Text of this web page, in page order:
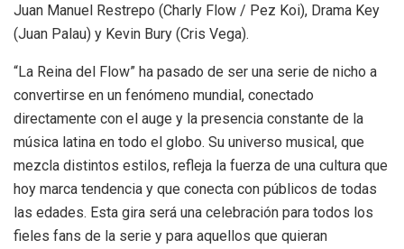
Juan Manuel Restrepo (Charly Flow / Pez Koi), Drama Key
(Juan Palau) y Kevin Bury (Cris Vega).
“La Reina del Flow” ha pasado de ser una serie de nicho a
convertirse en un fenómeno mundial, conectado
directamente con el auge y la presencia constante de la
música latina en todo el globo. Su universo musical, que
mezcla distintos estilos, refleja la fuerza de una cultura que
hoy marca tendencia y que conecta con públicos de todas
las edades. Esta gira será una celebración para todos los
fieles fans de la serie y para aquellos que quieran